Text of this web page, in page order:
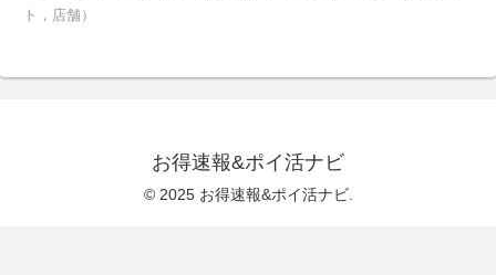
ト，店舗）
お得速報&ポイ活ナビ
© 2025 お得速報&ポイ活ナビ.